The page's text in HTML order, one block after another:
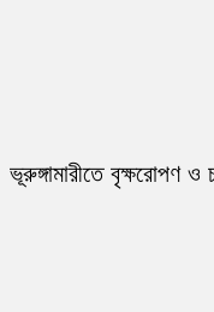
ভূরুঙ্গামারীতে বৃক্ষরোপণ ও